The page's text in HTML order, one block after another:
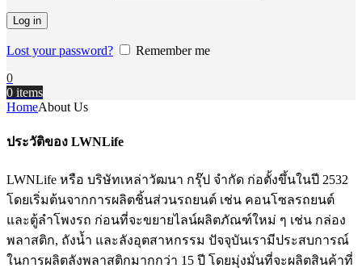
Log in
Lost your password?
Remember me
0
0 items
HomeAbout Us
ประวัติของ LWNLife
LWNLife หรือ บริษัทเหล่าวัฒนา กรุ๊ป จำกัด ก่อตั้งขึ้นในปี 2532
โดยเริ่มต้นจากการผลิตชิ้นส่วนรถยนต์ เช่น คอนโซลรถยนต์
และตู้ลำโพงรถ ก่อนที่จะขยายไลน์ผลิตภัณฑ์ใหม่ ๆ เช่น กล่อง
พลาสติก, ถังน้ำ และลังอุตสาหกรรม ปัจจุบันเรามีประสบการณ์
ในการผลิตลังพลาสติกมากกว่า 15 ปี โดยมุ่งมั่นที่จะผลิตสินค้าที่